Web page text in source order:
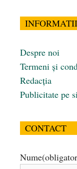
Despre noi
Termeni și
Redacția
Publicitate pe
CONTACT
Nume